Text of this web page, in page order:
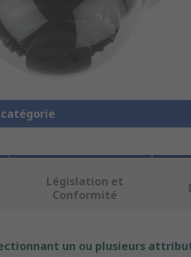
Législation et
Conformité
un ou plusieurs